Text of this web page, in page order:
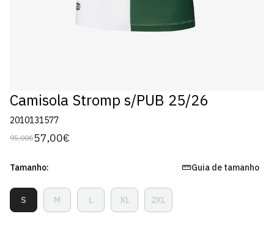
Camisola Stromp s/PUB 25/26
2010131577
Preço
95,00€
Preço
venda
57,00€
Tamanho: Guia de tamanho
SVariante
Esgotada
MVariante
Esgotada
LVariante
Esgotada
XL
Variante
Esgotada
2XLVariante
Esgotada